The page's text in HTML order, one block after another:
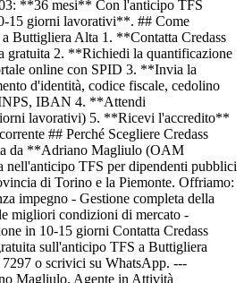
**36 mesi** Con l'anticipo TFS
15 giorni lavorativi**. ## Come
Buttigliera Alta 1. **Contatta Credass
gratuita 2. **Richiedi la quantificazione
online con SPID 3. **Invia la
d'identità, codice fiscale, cedolino
IBAN 4. **Attendi
lavorativi) 5. **Ricevi l'accredito**
## Perché Scegliere Credass
da **Adriano Magliulo (OAM
nell'anticipo TFS per dipendenti pubblici
di Torino e la Piemonte. Offriamo:
impegno - Gestione completa della
migliori condizioni di mercato -
in 10-15 giorni Contatta Credass
sull'anticipo TFS a Buttigliera
o scrivici su WhatsApp. ---
Magliulo, Agente in Attività